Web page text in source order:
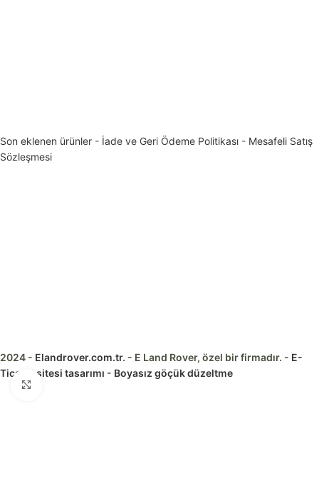
Son eklenen ürünler - İade ve Geri Ödeme Politikası - Mesafeli Satış
Sözleşmesi
2024 - Elandrover.com.tr. - E Land Rover, özel bir firmadır. - E-
Ticaret sitesi tasarımı - Boyasız göçük düzeltme